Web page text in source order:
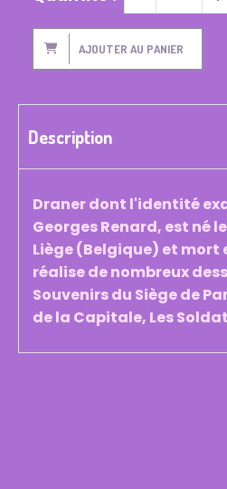
AJOUTER AU PANIER
Description
Draner dont l'identité
Georges Renard, est né
Liège (Belgique) et mort
réalise de nombreux
Souvenirs du Siège de
de la Capitale, Les